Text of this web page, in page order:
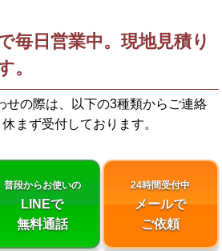
毎日営業中。現地見積り
。
せの際は、以下の3種類からご連絡
まず受付しております。
普段からお使いの
LINEで
無料通話
24時間受付中
メールで
ご依頼